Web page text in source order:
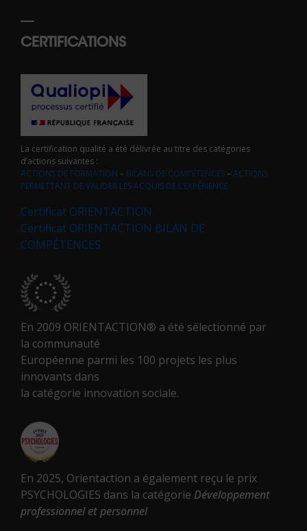
CERTIFICATIONS
La certification qualité a été délivrée au titre des catégories
d’actions suivantes :
ACTIONS DE FORMATION – BILANS DE COMPÉTENCES–ACTIONS
PERMETTANT DE VALIDER LES ACQUIS DE L’EXPÉRIENCE
Certificat ORIENTACTION
Certificat ORIENTACTION BILAN DE
COMPÉTENCES
En 2009 ORIENTACTION® a été sélectionné par
la communauté
Européenne parmi les 100 projets les plus
innovants dans
la catégorie innovation sociale.
En 2025, Orientaction a également reçu le prix
PSYCHOLOGIES dans la catégorie Développement
professionnel et personnel